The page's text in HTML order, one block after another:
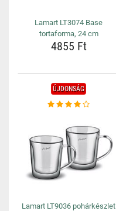
Lamart LT3074 Base
tortaforma, 24 cm
4855 Ft
ÚJDONSÁG
Lamart LT9036 pohárkészlet